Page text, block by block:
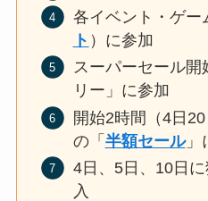
各イベント・ゲー
ト ）に参加
スーパーセール開
リー」に参加
開始2時間（4日
の「 半額セール」
4日、5日、10日
入